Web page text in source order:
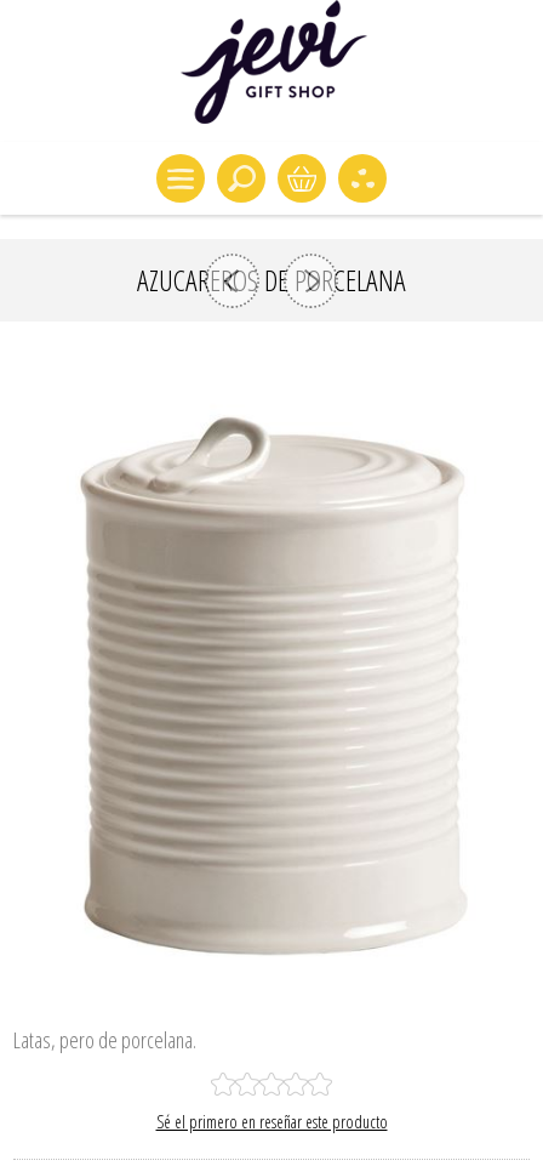
AZUCAREROS DE PORCELANA
Latas, pero de porcelana.
Sé el primero en reseñar este producto